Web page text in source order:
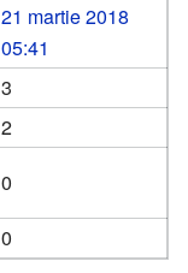
21 martie 2018
05:41
3
2
0
0